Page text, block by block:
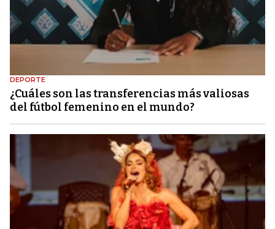
DEPORTE
¿Cuáles son las transferencias más valiosas
del fútbol femenino en el mundo?